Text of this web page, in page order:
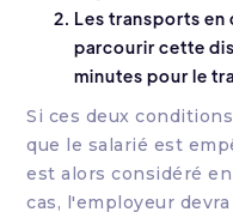
Les transports en
parcourir cette
minutes pour le
Si ces deux
que le salarié est
est alors considéré
cas, l'employeur